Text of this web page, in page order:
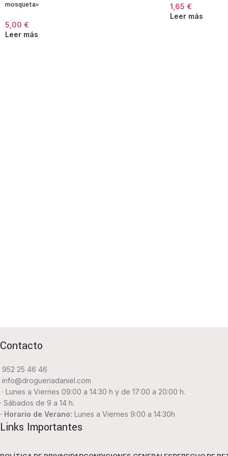
mosqueta»
5,00 €
Leer más
1,65 €
Leer más
Contacto
952 25 46 46
info@drogueriadaniel.com
· Lunes a Viernes 09:00 a 14:30 h y de 17:00 a 20:00 h.
· Sábados de 9 a 14 h.
· Horario de Verano: Lunes a Viernes 9:00 a 14:30h
Links Importantes